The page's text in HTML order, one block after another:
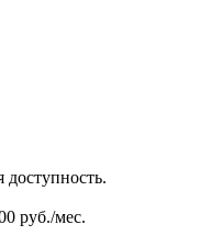
руб./мес.